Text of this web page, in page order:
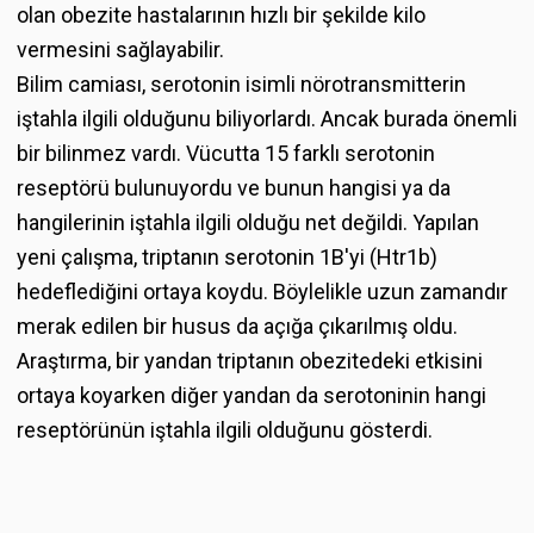
olan obezite hastalarının hızlı bir şekilde kilo
vermesini sağlayabilir.
Bilim camiası, serotonin isimli nörotransmitterin
iştahla ilgili olduğunu biliyorlardı. Ancak burada önemli
bir bilinmez vardı. Vücutta 15 farklı serotonin
reseptörü bulunuyordu ve bunun hangisi ya da
hangilerinin iştahla ilgili olduğu net değildi. Yapılan
yeni çalışma, triptanın serotonin 1B'yi (Htr1b)
hedeflediğini ortaya koydu. Böylelikle uzun zamandır
merak edilen bir husus da açığa çıkarılmış oldu.
Araştırma, bir yandan triptanın obezitedeki etkisini
ortaya koyarken diğer yandan da serotoninin hangi
reseptörünün iştahla ilgili olduğunu gösterdi.